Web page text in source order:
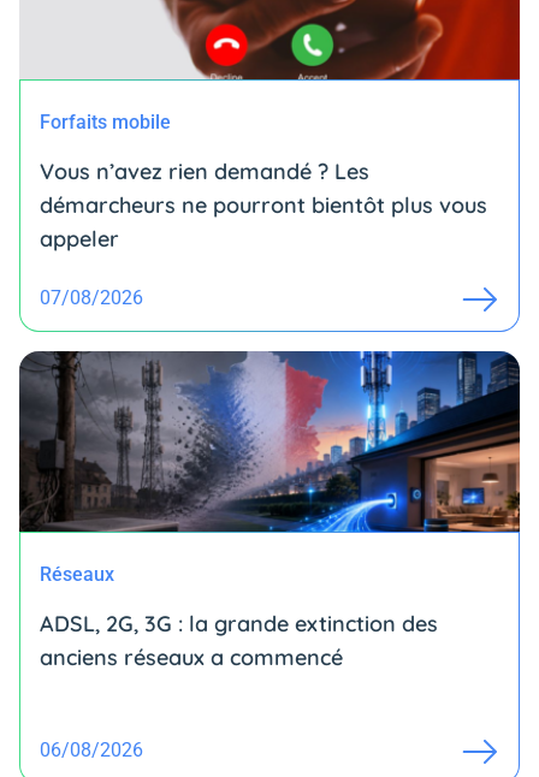
Forfaits mobile
Vous n’avez rien demandé ? Les
démarcheurs ne pourront bientôt plus vous
appeler
07/08/2026
Réseaux
ADSL, 2G, 3G : la grande extinction des
anciens réseaux a commencé
06/08/2026